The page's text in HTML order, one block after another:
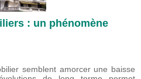
: un phénomène
semblent amorcer une baisse